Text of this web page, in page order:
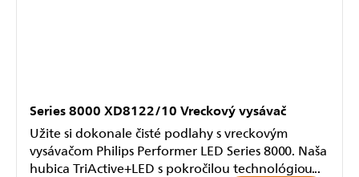
Series 8000 XD8122/10 Vreckový vysávač
Užite si dokonale čisté podlahy s vreckovým
vysávačom Philips Performer LED Series 8000. Naša
hubica TriActive+LED s pokročilou technológiou...